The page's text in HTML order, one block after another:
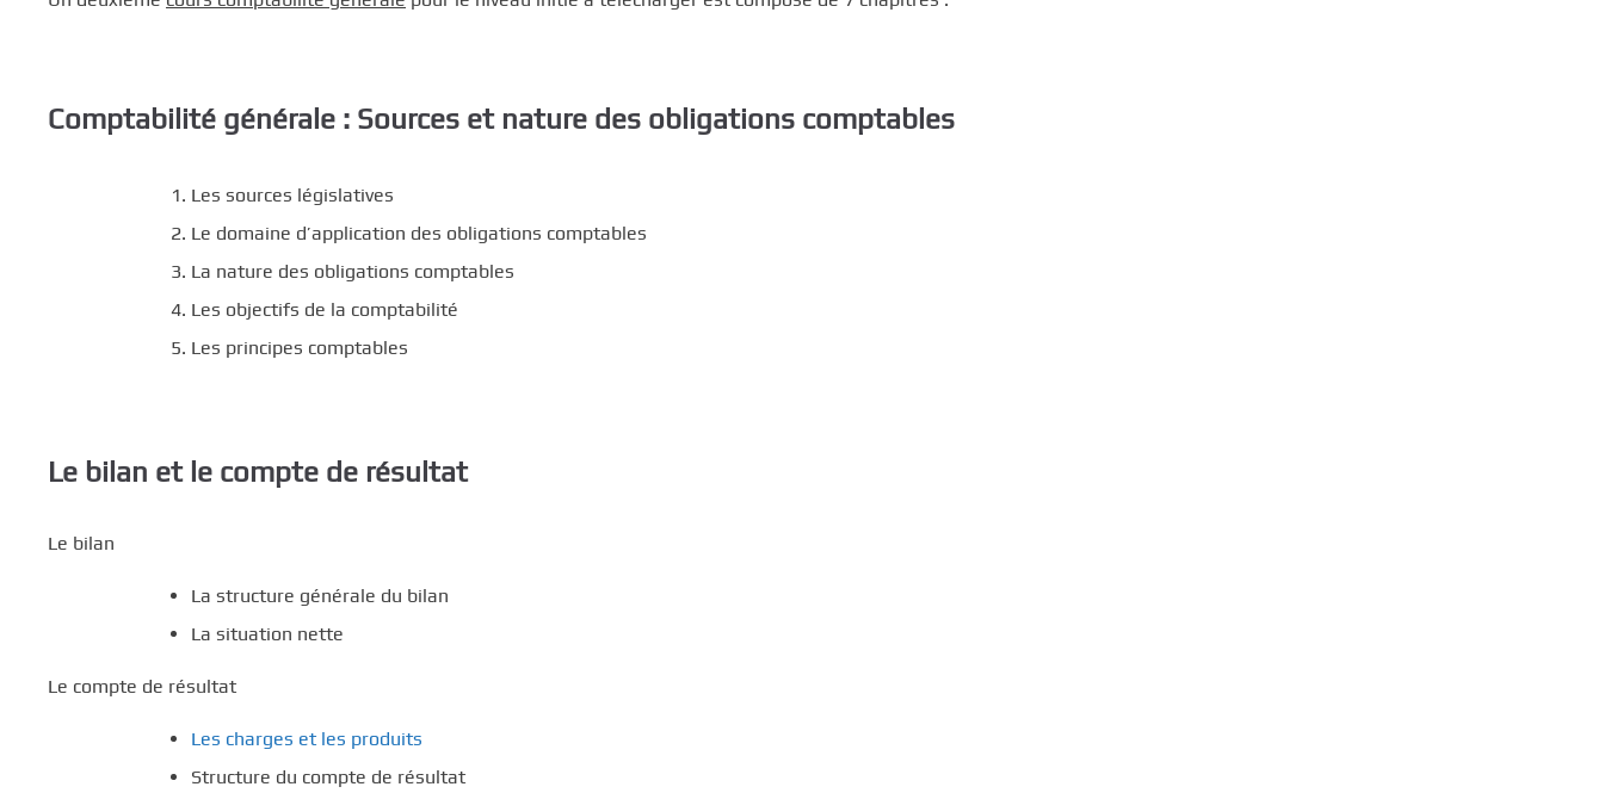
Comptabilité générale : Sources et nature des obligations comptables
Les sources législatives
Le domaine d’application des obligations comptables
La nature des obligations comptables
Les objectifs de la comptabilité
Les principes comptables
Le bilan et le compte de résultat
Le bilan
La structure générale du bilan
La situation nette
Le compte de résultat
Les charges et les produits
Structure du compte de résultat